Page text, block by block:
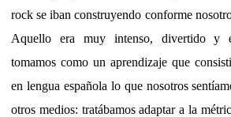
rock se iban construyendo conforme
Aquello era muy intenso, divertido y
tomamos como un aprendizaje que
en lengua española lo que nosotros
otros medios: tratábamos adaptar a la